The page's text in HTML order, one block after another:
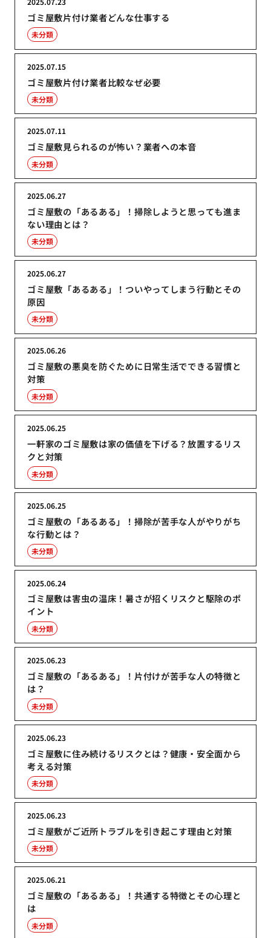
ゴミ屋敷片付け業者どんな仕事する
未分類
ゴミ屋敷片付け業者比較なぜ必要
2025.07.15
未分類
ゴミ屋敷見られるのが怖い？業者への本音
2025.07.11
未分類
ゴミ屋敷の「あるある」！掃除しようと思っても進ま
ない理由とは？
2025.06.27
未分類
ゴミ屋敷「あるある」！ついやってしまう行動とその
原因
2025.06.27
未分類
ゴミ屋敷の悪臭を防ぐために日常生活でできる習慣と
対策
2025.06.26
未分類
一軒家のゴミ屋敷は家の価値を下げる？放置するリス
クと対策
2025.06.25
未分類
ゴミ屋敷の「あるある」！掃除が苦手な人がやりがち
な行動とは？
2025.06.25
未分類
ゴミ屋敷は害虫の温床！暑さが招くリスクと駆除のポ
イント
2025.06.24
未分類
ゴミ屋敷の「あるある」！片付けが苦手な人の特徴と
は？
2025.06.23
未分類
ゴミ屋敷に住み続けるリスクとは？健康・安全面から
考える対策
2025.06.23
未分類
ゴミ屋敷がご近所トラブルを引き起こす理由と対策
2025.06.23
未分類
ゴミ屋敷の「あるある」！共通する特徴とその心理と
は
2025.06.21
未分類